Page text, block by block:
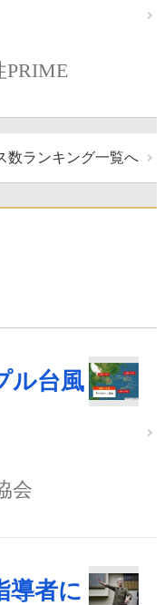
PRIME
数ランキング一覧へ
ル台風
会
導者に